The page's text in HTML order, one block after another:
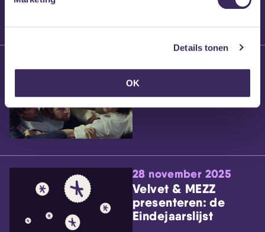
Details tonen
OKWillem’s Blog: Ão
28 november 2025
Velvet & MEZZ
presenteren: de
Eindejaarslijst